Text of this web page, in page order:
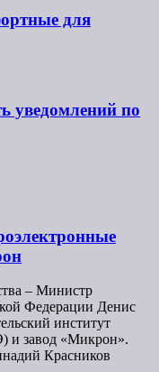
для
уведомлений по
– Министр
Федерации Денис
институт
и завод «Микрон».
Красников